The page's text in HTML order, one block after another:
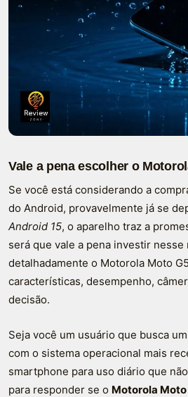
Vale a pena escolher o
Se você está considerando a
do Android, provavelmente já se
Android 15, o aparelho traz a
será que vale a pena investir
detalhadamente o Motorola Moto
características, desempenho,
decisão.
Seja você um usuário que busca
com o sistema operacional mais
smartphone para uso diário que
para responder se o Motorola Moto